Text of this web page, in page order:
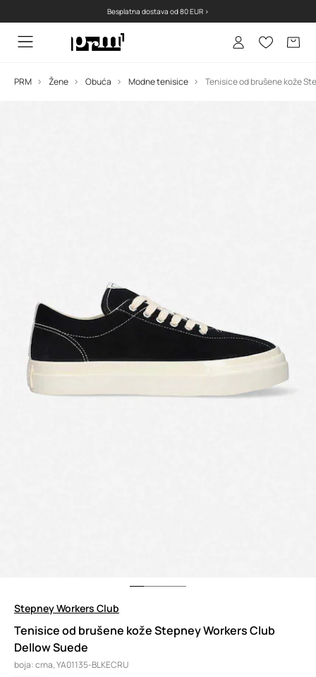
Besplatna dostava od 80 EUR >
PRM Žene Obuća Modne tenisice
Stepney Workers Club
Tenisice od brušene kože Stepney Workers Club
Dellow Suede
boja: crna, YA01135-BLKECRU